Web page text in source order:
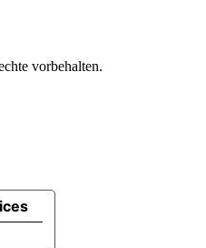
vorbehalten.